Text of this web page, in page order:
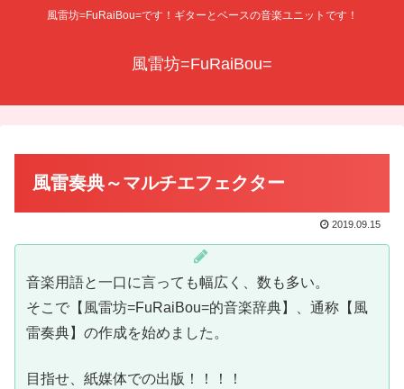
風雷坊=FuRaiBou=です！ギターとベースの音楽ユニットです！
風雷坊=FuRaiBou=
風雷奏典～マルチエフェクター
2019.09.15
音楽用語と一口に言っても幅広く、数も多い。
そこで【風雷坊=FuRaiBou=的音楽辞典】、通称【風
雷奏典】の作成を始めました。
目指せ、紙媒体での出版！！！！